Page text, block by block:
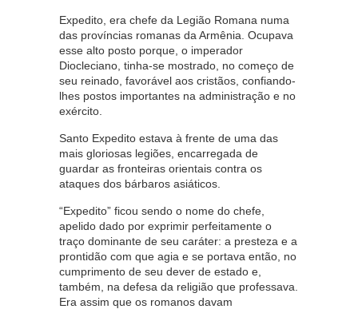
Expedito, era chefe da Legião Romana numa
das províncias romanas da Armênia. Ocupava
esse alto posto porque, o imperador
Diocleciano, tinha-se mostrado, no começo de
seu reinado, favorável aos cristãos, confiando-
lhes postos importantes na administração e no
exército.
Santo Expedito estava à frente de uma das
mais gloriosas legiões, encarregada de
guardar as fronteiras orientais contra os
ataques dos bárbaros asiáticos.
“Expedito” ficou sendo o nome do chefe,
apelido dado por exprimir perfeitamente o
traço dominante de seu caráter: a presteza e a
prontidão com que agia e se portava então, no
cumprimento de seu dever de estado e,
também, na defesa da religião que professava.
Era assim que os romanos davam